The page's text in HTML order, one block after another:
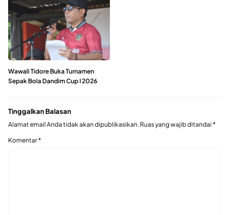
Wawali Tidore Buka Turnamen
Sepak Bola Dandim Cup I 2026
Tinggalkan Balasan
Alamat email Anda tidak akan dipublikasikan. Ruas yang wajib ditandai *
Komentar*